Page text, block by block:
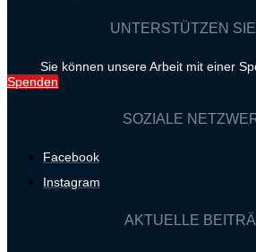
UNTERSTÜTZEN
Sie können unsere Arbeit mit einer
Spenden
SOZIALE
Facebook
Instagram
AKTUELLE